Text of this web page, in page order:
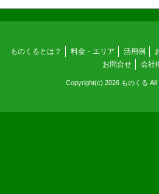
ものくるとは？ 料金・エリア 活用例
お問合せ
会社
Copyright(c) 2026 ものくる All